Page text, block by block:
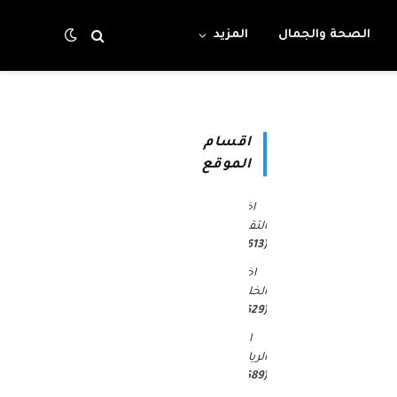
الصحة والجمال المزيد
اقسام
الموقع
اخبار
التقنية
(4٬613)
اخبار
الخليج
(30٬629)
اخبار
الرياضة
(45٬589)